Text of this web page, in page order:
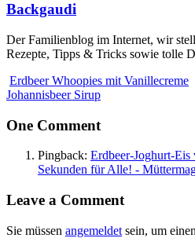
Backgaudi
Der Familienblog im Internet, wir
Rezepte, Tipps & Tricks sowie tolle
Erdbeer Whoopies mit Vanillecreme
Johannisbeer Sirup
One Comment
Pingback: Erdbeer-Joghurt-
Sekunden für Alle! -
Leave a Comment
Sie müssen angemeldet sein, um